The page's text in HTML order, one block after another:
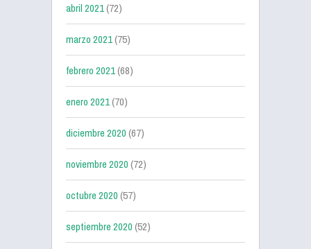
abril 2021(72)
marzo 2021(75)
febrero 2021(68)
enero 2021(70)
diciembre 2020(67)
noviembre 2020(72)
octubre 2020(57)
septiembre 2020(52)